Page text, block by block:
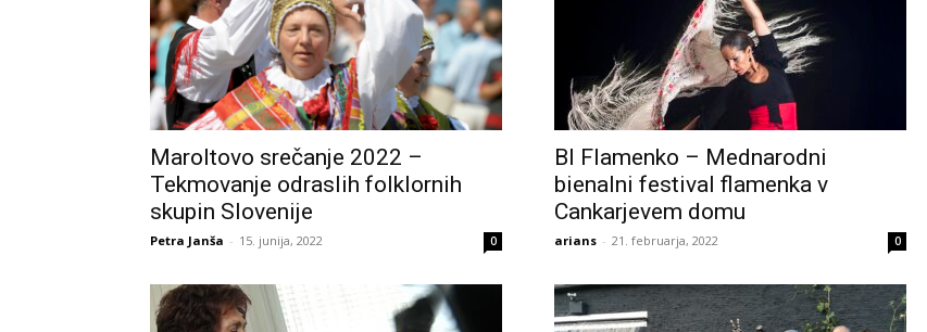
Maroltovo srečanje 2022 –
Tekmovanje odraslih folklornih
skupin Slovenije
Petra Janša - 15. junija, 2022 0
BI Flamenko – Mednarodni
bienalni festival flamenka v
Cankarjevem domu
arians - 21. februarja, 2022 0